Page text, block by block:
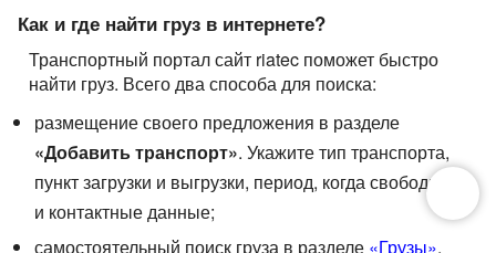
Как и где найти груз в интернете?
Транспортный портал сайт riatec поможет быстро
найти груз. Всего два способа для поиска:
размещение своего предложения в разделе
«Добавить транспорт». Укажите тип транспорта,
пункт загрузки и выгрузки, период, когда свободны
и контактные данные;
самостоятельный поиск груза в разделе «Грузы».